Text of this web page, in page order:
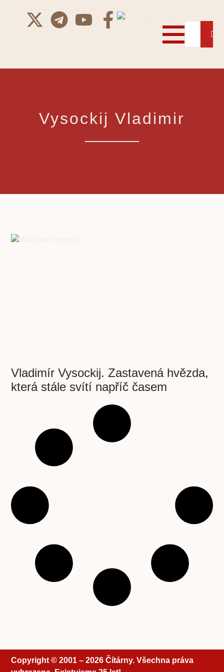
Vysockij Vladimir
Vladimír Vysockij. Zastavená hvězda,
která stále svítí napříč časem
Copyright © 2001 – 2026 Čítárny. Všechna práva